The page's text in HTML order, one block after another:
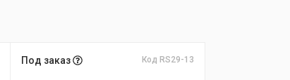
Под заказ Код RS29-13